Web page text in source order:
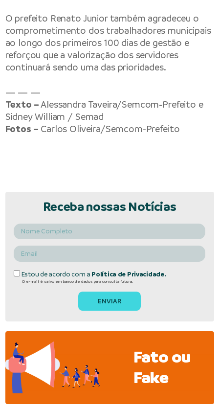
O prefeito Renato Junior também agradeceu o
comprometimento dos trabalhadores municipais
ao longo dos primeiros 100 dias de gestão e
reforçou que a valorização dos servidores
continuará sendo uma das prioridades.
— — —
Texto –Alessandra Taveira/Semcom-Prefeito e
Sidney William / Semad
Fotos – Carlos Oliveira/Semcom-Prefeito
Receba nossas Notícias
Estou de acordo com a Política de Privacidade.
O e-mail é salvo em banco de dados para consulta futura.
Fato ou
Fake